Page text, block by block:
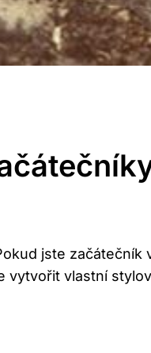
jste začátečník
vytvořit vlastní